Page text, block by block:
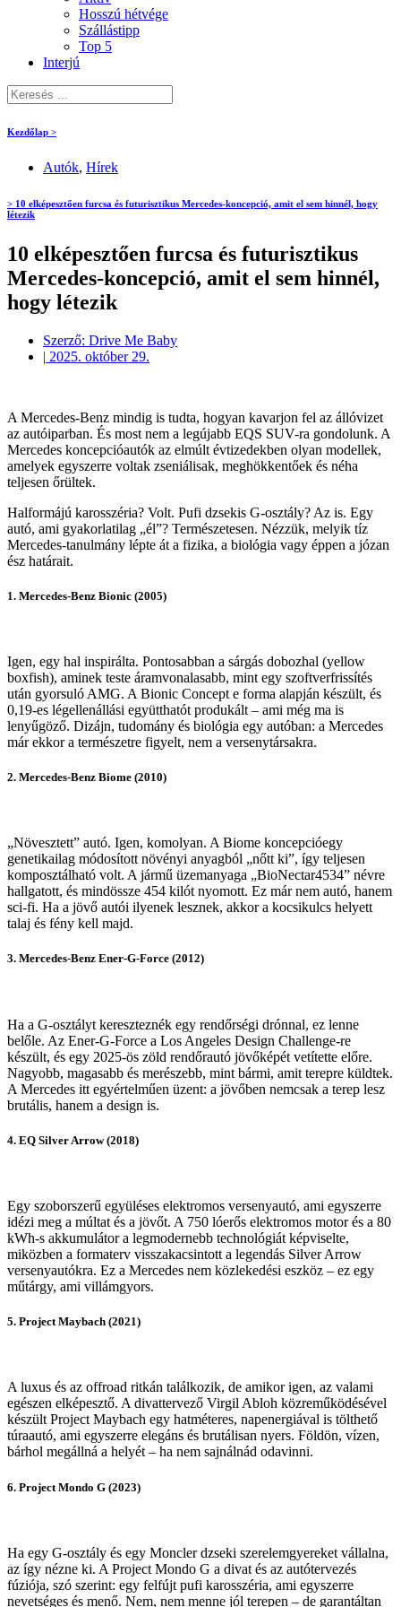
Hosszú hétvége
Szállástipp
Top 5
Interjú
Kezdőlap >
Autók, Hírek
> 10 elképesztően furcsa és futurisztikus Mercedes-koncepció, amit el sem hinnél, hogy
létezik
10 elképesztően furcsa és futurisztikus
Mercedes-koncepció, amit el sem hinnél,
hogy létezik
Szerző: Drive Me Baby
| 2025. október 29.
A Mercedes-Benz mindig is tudta, hogyan kavarjon fel az állóvizet
az autóiparban. És most nem a legújabb EQS SUV-ra gondolunk. A
Mercedes koncepcióautók az elmúlt évtizedekben olyan modellek,
amelyek egyszerre voltak zseniálisak, meghökkentőek és néha
teljesen őrültek.
Halformájú karosszéria? Volt. Pufi dzsekis G-osztály? Az is. Egy
autó, ami gyakorlatilag „él”? Természetesen. Nézzük, melyik tíz
Mercedes-tanulmány lépte át a fizika, a biológia vagy éppen a józan
ész határait.
1. Mercedes-Benz Bionic (2005)
Igen, egy hal inspirálta. Pontosabban a sárgás dobozhal (yellow
boxfish), aminek teste áramvonalasabb, mint egy szoftverfrissítés
után gyorsuló AMG. A Bionic Concept e forma alapján készült, és
0,19-es légellenállási együtthatót produkált – ami még ma is
lenyűgöző. Dizájn, tudomány és biológia egy autóban: a Mercedes
már ekkor a természetre figyelt, nem a versenytársakra.
2. Mercedes-Benz Biome (2010)
„Növesztett” autó. Igen, komolyan. A Biome koncepcióegy
genetikailag módosított növényi anyagból „nőtt ki”, így teljesen
komposztálható volt. A jármű üzemanyaga „BioNectar4534” névre
hallgatott, és mindössze 454 kilót nyomott. Ez már nem autó, hanem
sci-fi. Ha a jövő autói ilyenek lesznek, akkor a kocsikulcs helyett
talaj és fény kell majd.
3. Mercedes-Benz Ener-G-Force (2012)
Ha a G-osztályt kereszteznék egy rendőrségi drónnal, ez lenne
belőle. Az Ener-G-Force a Los Angeles Design Challenge-re
készült, és egy 2025-ös zöld rendőrautó jövőképét vetítette előre.
Nagyobb, magasabb és merészebb, mint bármi, amit terepre küldtek.
A Mercedes itt egyértelműen üzent: a jövőben nemcsak a terep lesz
brutális, hanem a design is.
4. EQ Silver Arrow (2018)
Egy szoborszerű együléses elektromos versenyautó, ami egyszerre
idézi meg a múltat és a jövőt. A 750 lóerős elektromos motor és a 80
kWh-s akkumulátor a legmodernebb technológiát képviselte,
miközben a formaterv visszakacsintott a legendás Silver Arrow
versenyautókra. Ez a Mercedes nem közlekedési eszköz – ez egy
műtárgy, ami villámgyors.
5. Project Maybach (2021)
A luxus és az offroad ritkán találkozik, de amikor igen, az valami
egészen elképesztő. A divattervező Virgil Abloh közreműködésével
készült Project Maybach egy hatméteres, napenergiával is tölthető
túraautó, ami egyszerre elegáns és brutálisan nyers. Földön, vízen,
bárhol megállná a helyét – ha nem sajnálnád odavinni.
6. Project Mondo G (2023)
Ha egy G-osztály és egy Moncler dzseki szerelemgyereket vállalna,
az így nézne ki. A Project Mondo G a divat és az autótervezés
fúziója, szó szerint: egy felfújt pufi karosszéria, ami egyszerre
nevetséges és menő. Nem, nem menne jól terepen – de garantáltan